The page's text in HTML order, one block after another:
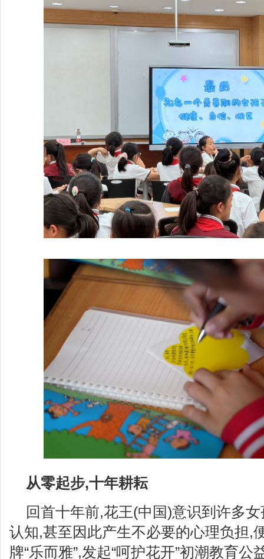
从零起步,十年耕耘
回首十年前,花王(中国)意识到许多
认知,甚至因此产生不必要的心理负担,
牌“乐而雅”,发起“呵护花开”初潮教育